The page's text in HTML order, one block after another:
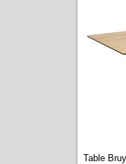
Table